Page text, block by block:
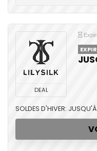
DEAL
SOLDES D'HIVER: